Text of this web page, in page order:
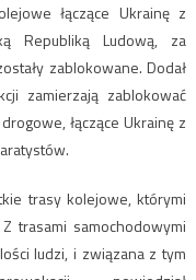
łączące Ukrainę z
Republiką Ludową, za
zablokowane. Dodał
zamierzają zablokować
łączące Ukrainę z
trasy kolejowe, którymi
trasami samochodowymi
ludzi, i związana z tym